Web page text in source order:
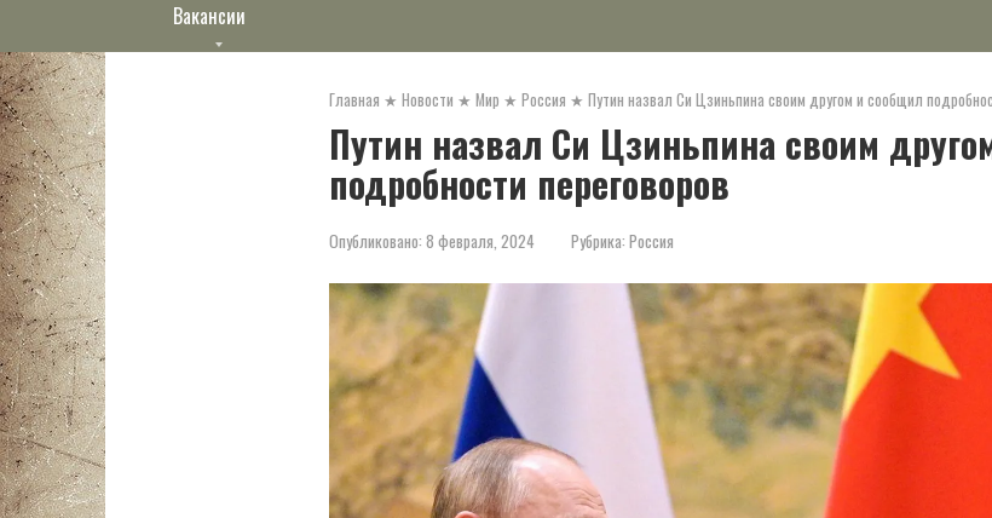
Вакансии
Главная ★ Новости ★ Мир ★ Россия ★ Путин назвал Си Цзиньпина своим другом и сообщил
Путин назвал Си Цзиньпина своим
подробности переговоров
Опубликовано: 8 февраля, 2024 Рубрика: Россия